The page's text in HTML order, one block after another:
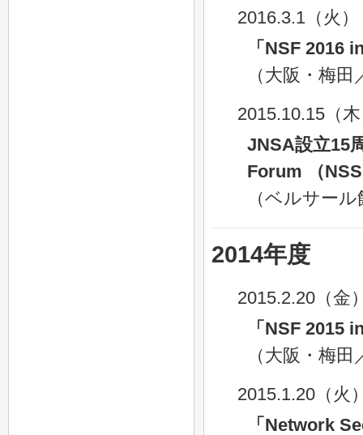
2016.3.1（火）
「NSF 2016
（大阪・梅
2015.10.15（
JNSA設立15
Forum （
（ベルサー
2014年度
2015.2.20（金
「NSF 2015
（大阪・梅
2015.1.20（火
「Network